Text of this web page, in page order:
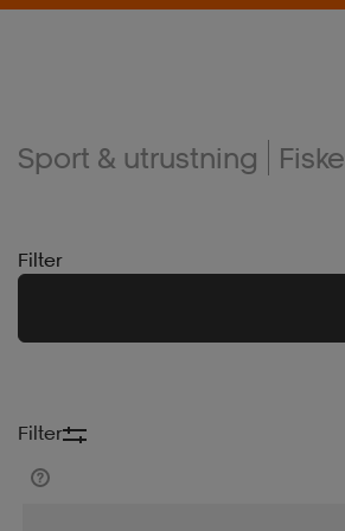
Sport & utrustning Fiske
Filter
Filter